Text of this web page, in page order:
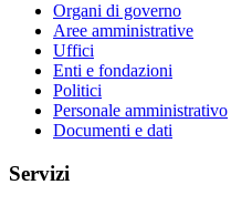
Organi di governo
Aree amministrative
Uffici
Enti e fondazioni
Politici
Personale amministrativo
Documenti e dati
Servizi